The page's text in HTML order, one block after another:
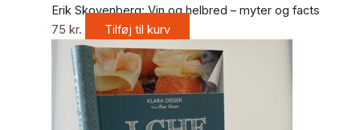
Erik Skovenberg: Vin og helbred – myter og facts
75 kr. Tilføj til kurv